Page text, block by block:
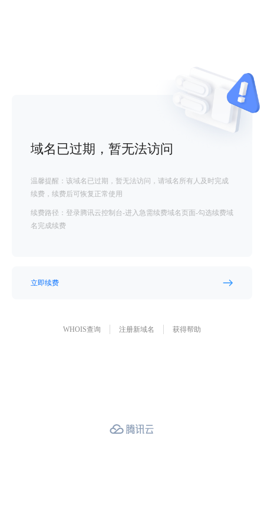
域名已过期，暂无法访问
温馨提醒：该域名已过期，暂无法访问，请域名所有人及时完成
续费，续费后可恢复正常使用
续费路径：登录腾讯云控制台-进入急需续费域名页面-勾选续费域
名完成续费
立即续费
WHOIS查询 注册新域名 获得帮助